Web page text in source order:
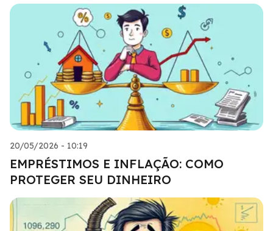
20/05/2026 - 10:19
EMPRÉSTIMOS E INFLAÇÃO: COMO
PROTEGER SEU DINHEIRO